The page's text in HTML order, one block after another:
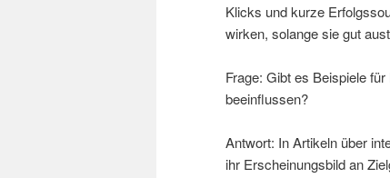
Klicks und kurze
wirken, solange sie gut
Frage: Gibt es Beispiele
beeinflussen?
Antwort: In Artikeln über
ihr Erscheinungsbild an